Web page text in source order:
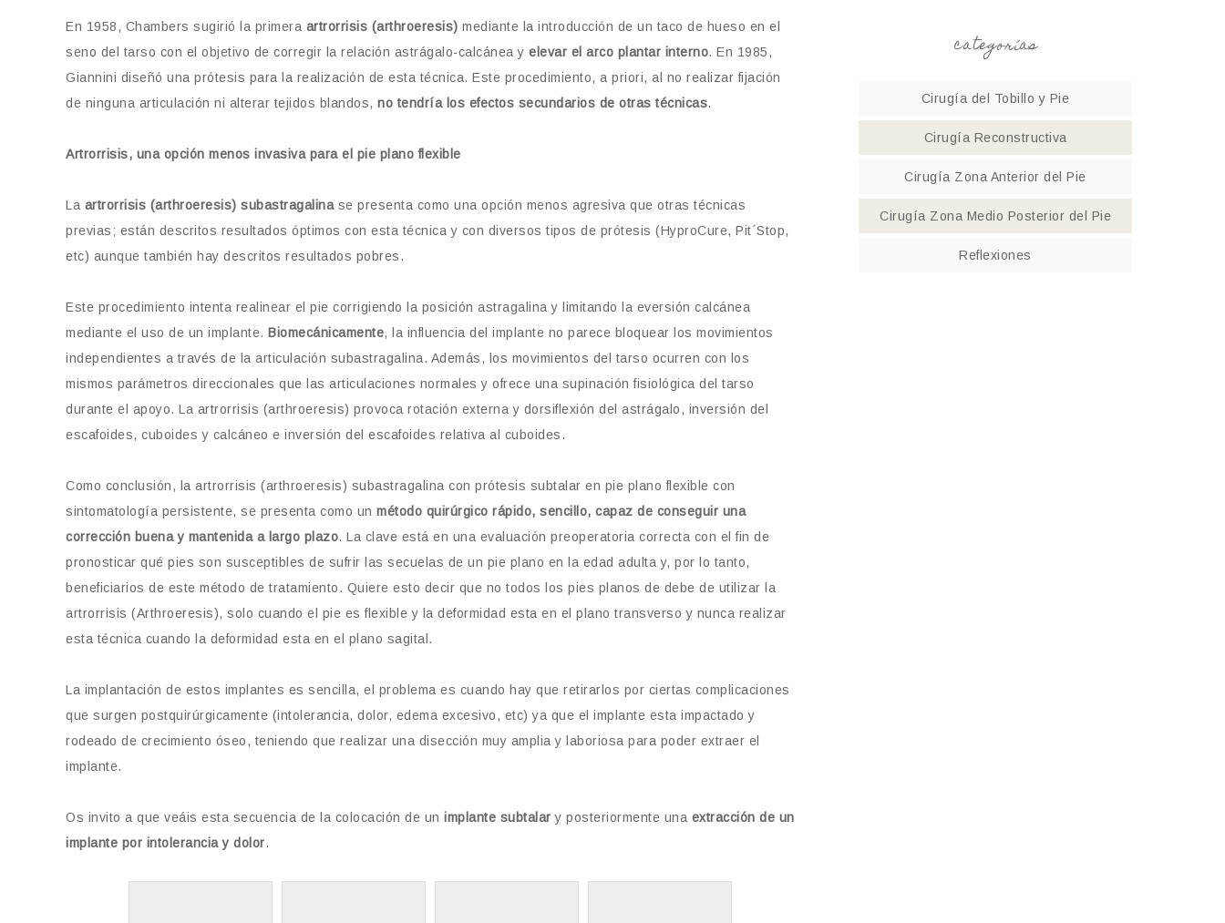
En 1958, Chambers sugirió la primera artrorrisis (arthroeresis) mediante la introducción de un taco de hueso en el
seno del tarso con el objetivo de corregir la relación astrágalo-calcánea y elevar el arco plantar interno. En 1985,
Giannini diseñó una prótesis para la realización de esta técnica. Este procedimiento, a priori, al no realizar fijación
de ninguna articulación ni alterar tejidos blandos, no tendría los efectos secundarios de otras técnicas.
Artrorrisis, una opción menos invasiva para el pie plano flexible
La artrorrisis (arthroeresis) subastragalina se presenta como una opción menos agresiva que otras técnicas
previas; están descritos resultados óptimos con esta técnica y con diversos tipos de prótesis (HyproCure, Pit´Stop,
etc) aunque también hay descritos resultados pobres.
Este procedimiento intenta realinear el pie corrigiendo la posición astragalina y limitando la eversión calcánea
mediante el uso de un implante. Biomecánicamente, la influencia del implante no parece bloquear los movimientos
independientes a través de la articulación subastragalina. Además, los movimientos del tarso ocurren con los
mismos parámetros direccionales que las articulaciones normales y ofrece una supinación fisiológica del tarso
durante el apoyo. La artrorrisis (arthroeresis) provoca rotación externa y dorsiflexión del astrágalo, inversión del
escafoides, cuboides y calcáneo e inversión del escafoides relativa al cuboides.
Como conclusión, la artrorrisis (arthroeresis) subastragalina con prótesis subtalar en pie plano flexible con
sintomatología persistente, se presenta como un método quirúrgico rápido, sencillo, capaz de conseguir una
corrección buena y mantenida a largo plazo. La clave está en una evaluación preoperatoria correcta con el fin de
pronosticar qué pies son susceptibles de sufrir las secuelas de un pie plano en la edad adulta y, por lo tanto,
beneficiarios de este método de tratamiento. Quiere esto decir que no todos los pies planos de debe de utilizar la
artrorrisis (Arthroeresis), solo cuando el pie es flexible y la deformidad esta en el plano transverso y nunca realizar
esta técnica cuando la deformidad esta en el plano sagital.
La implantación de estos implantes es sencilla, el problema es cuando hay que retirarlos por ciertas complicaciones
que surgen postquirúrgicamente (intolerancia, dolor, edema excesivo, etc) ya que el implante esta impactado y
rodeado de crecimiento óseo, teniendo que realizar una disección muy amplia y laboriosa para poder extraer el
implante.
Os invito a que veáis esta secuencia de la colocación de un implante subtalar y posteriormente una extracción de un
implante por intolerancia y dolor.
categorías
Cirugía del Tobillo y Pie
Cirugía Reconstructiva
Cirugía Zona Anterior del Pie
Cirugía Zona Medio Posterior del Pie
Reflexiones